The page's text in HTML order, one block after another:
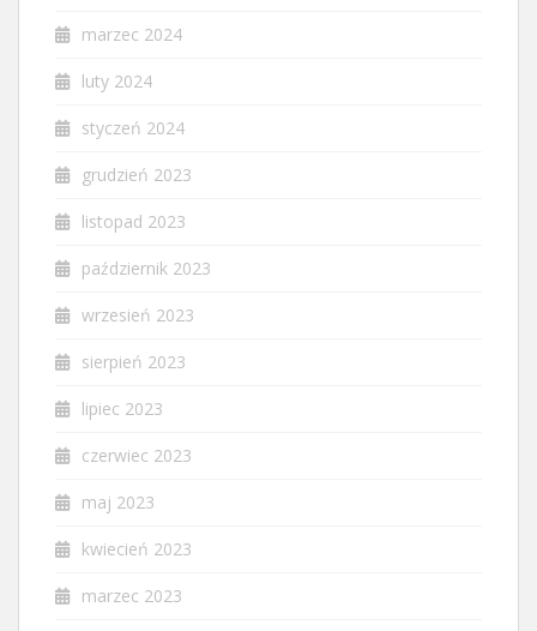
marzec 2024
luty 2024
styczeń 2024
grudzień 2023
listopad 2023
październik 2023
wrzesień 2023
sierpień 2023
lipiec 2023
czerwiec 2023
maj 2023
kwiecień 2023
marzec 2023